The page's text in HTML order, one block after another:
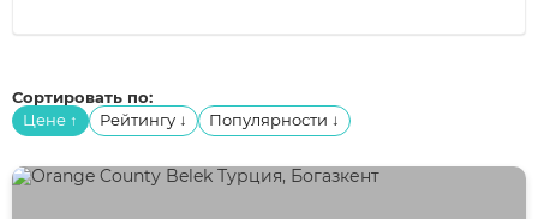
Сортировать по:
Цене ↑ Рейтингу ↓ Популярности ↓